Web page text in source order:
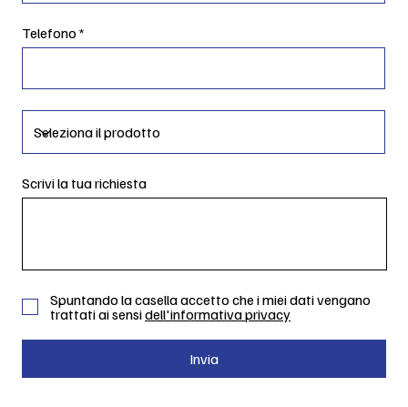
Telefono
Scrivi la tua richiesta
Spuntando la casella accetto che i miei dati vengano
trattati ai sensidell'informativa privacy
Invia